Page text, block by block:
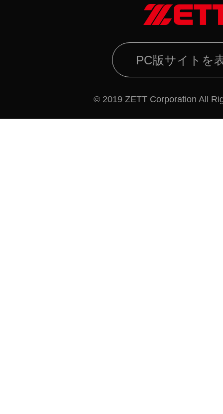
PC版サイトを
© 2019 ZETT Corporation All